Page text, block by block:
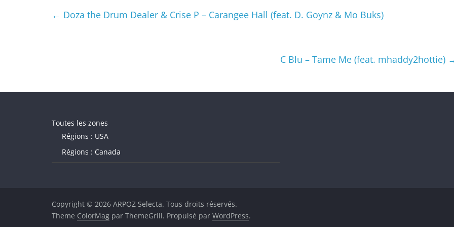
← Doza the Drum Dealer & Crise P – Carangee Hall (feat. D. Goynz & Mo Buks)
C Blu – Tame Me (feat. mhaddy2hottie)
Toutes les zones
Régions : USA
Régions : Canada
Copyright © 2026 ARPOZ Selecta. Tous droits réservés.
Theme ColorMag par ThemeGrill. Propulsé par WordPress.